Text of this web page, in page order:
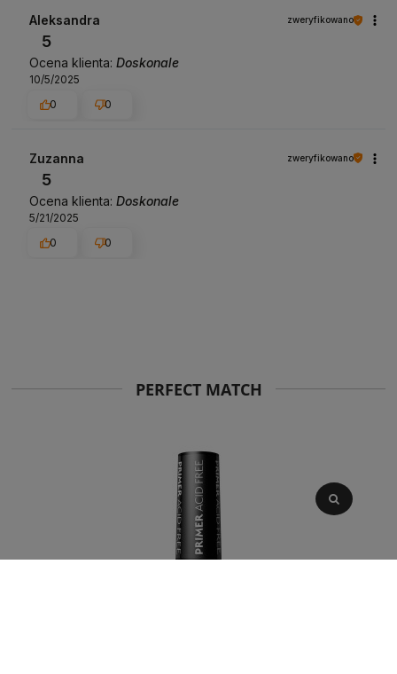
Aleksandra zweryfikowano
5
Ocena klienta: Doskonale
10/5/2025
0
0
Zuzanna zweryfikowano
5
Ocena klienta: Doskonale
5/21/2025
0
0
PERFECT MATCH